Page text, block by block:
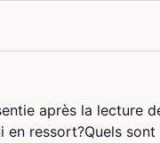
après la lecture
ressort?Quels